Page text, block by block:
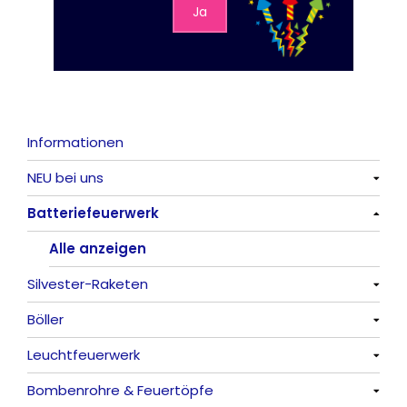
Ja
Informationen
NEU bei uns
Alle anzeigen
Batteriefeuerwerk
Alle anzeigen
Silvester-Raketen
Alle anzeigen
Böller
Alle anzeigen
China-Böller
Leuchtfeuerwerk
Alle anzeigen
Bombenrohre & Feuertöpfe